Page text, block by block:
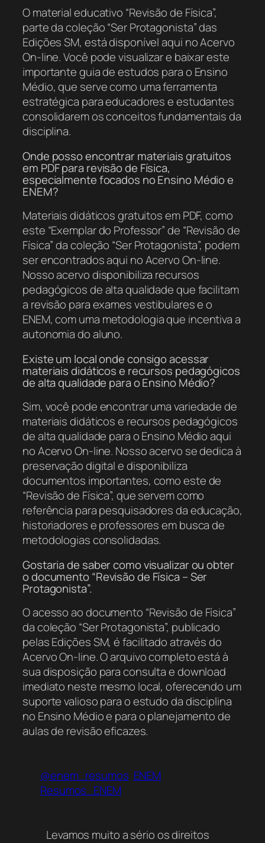
O material educativo “Revisão de Física”,
parte da coleção “Ser Protagonista” das
Edições SM, está disponível aqui no Acervo
On-line. Você pode visualizar e baixar este
importante guia de estudos para o Ensino
Médio, que serve como uma ferramenta
estratégica para educadores e estudantes
consolidarem os conceitos fundamentais da
disciplina.
Onde posso encontrar materiais gratuitos
em PDF para revisão de Física,
especialmente focados no Ensino Médio e
ENEM?
Materiais didáticos gratuitos em PDF, como
este “Exemplar do Professor” de “Revisão de
Física” da coleção “Ser Protagonista”, podem
ser encontrados aqui no Acervo On-line.
Nosso acervo disponibiliza recursos
pedagógicos de alta qualidade que facilitam
a revisão para exames vestibulares e o
ENEM, com uma metodologia que incentiva a
autonomia do aluno.
Existe um local onde consigo acessar
materiais didáticos e recursos pedagógicos
de alta qualidade para o Ensino Médio?
Sim, você pode encontrar uma variedade de
materiais didáticos e recursos pedagógicos
de alta qualidade para o Ensino Médio aqui
no Acervo On-line. Nosso acervo se dedica à
preservação digital e disponibiliza
documentos importantes, como este de
“Revisão de Física”, que servem como
referência para pesquisadores da educação,
historiadores e professores em busca de
metodologias consolidadas.
Gostaria de saber como visualizar ou obter
o documento “Revisão de Física – Ser
Protagonista”.
O acesso ao documento “Revisão de Física”
da coleção “Ser Protagonista”, publicado
pelas Edições SM, é facilitado através do
Acervo On-line. O arquivo completo está à
sua disposição para consulta e download
imediato neste mesmo local, oferecendo um
suporte valioso para o estudo da disciplina
no Ensino Médio e para o planejamento de
aulas de revisão eficazes.
@enem_resumos ENEM
Resumos_ENEM
Levamos muito a sério os direitos